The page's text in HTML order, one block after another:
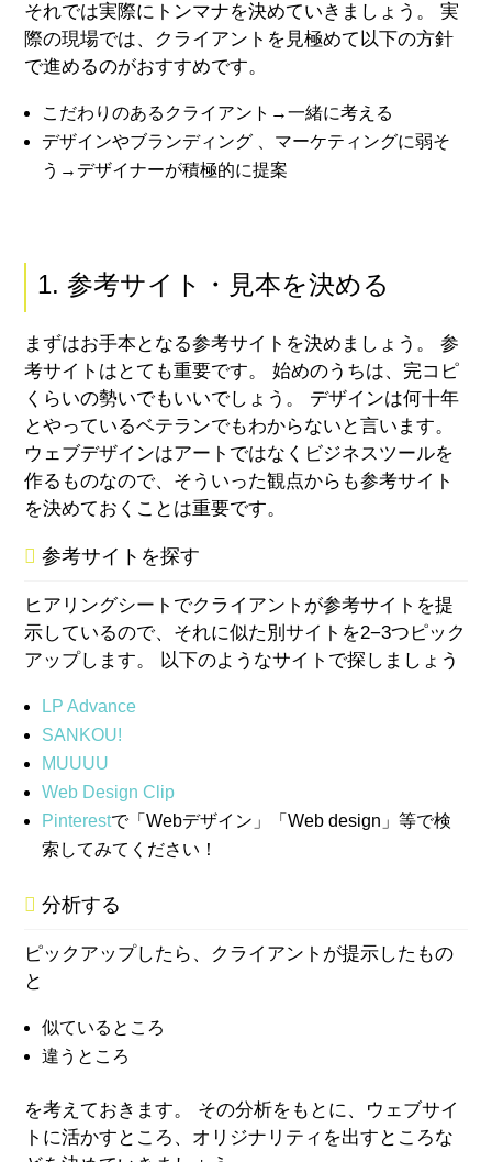
それでは実際にトンマナを決めていきましょう。 実
際の現場では、クライアントを見極めて以下の方針
で進めるのがおすすめです。
こだわりのあるクライアント→一緒に考える
デザインやブランディング 、マーケティングに弱そ
う→デザイナーが積極的に提案
1. 参考サイト・見本を決める
まずはお手本となる参考サイトを決めましょう。 参
考サイトはとても重要です。 始めのうちは、完コピ
くらいの勢いでもいいでしょう。 デザインは何十年
とやっているベテランでもわからないと言います。
ウェブデザインはアートではなくビジネスツールを
作るものなので、そういった観点からも参考サイト
を決めておくことは重要です。
参考サイトを探す
ヒアリングシートでクライアントが参考サイトを提
示しているので、それに似た別サイトを2−3つピック
アップします。 以下のようなサイトで探しましょう
LP Advance
SANKOU!
MUUUU
Web Design Clip
Pinterestで「Webデザイン」「Web design」等で検
索してみてください！
分析する
ピックアップしたら、クライアントが提示したもの
と
似ているところ
違うところ
を考えておきます。 その分析をもとに、ウェブサイ
トに活かすところ、オリジナリティを出すところな